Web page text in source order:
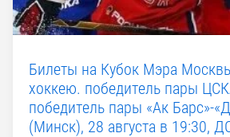
Билеты на Кубок Мэра
хоккею. победитель пары
победитель пары «Ак Барс»-
(Минск), 28 августа в 19:30,